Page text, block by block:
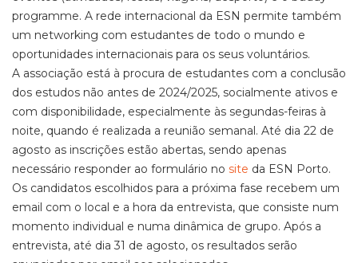
programme. A rede internacional da ESN permite também
um networking com estudantes de todo o mundo e
oportunidades internacionais para os seus voluntários.
A associação está à procura de estudantes com a conclusão
dos estudos não antes de 2024/2025, socialmente ativos e
com disponibilidade, especialmente às segundas-feiras à
noite, quando é realizada a reunião semanal. Até dia 22 de
agosto as inscrições estão abertas, sendo apenas
necessário responder ao formulário no site da ESN Porto.
Os candidatos escolhidos para a próxima fase recebem um
email com o local e a hora da entrevista, que consiste num
momento individual e numa dinâmica de grupo. Após a
entrevista, até dia 31 de agosto, os resultados serão